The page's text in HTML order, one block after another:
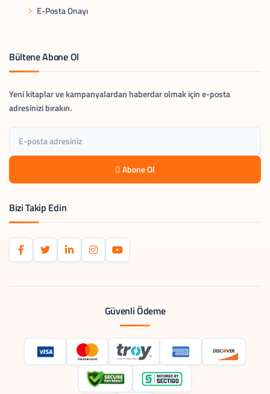
E-Posta Onayı
Bültene Abone Ol
Yeni kitaplar ve kampanyalardan haberdar olmak için e-posta
adresinizi bırakın.
Abone Ol
Bizi Takip Edin
Güvenli Ödeme